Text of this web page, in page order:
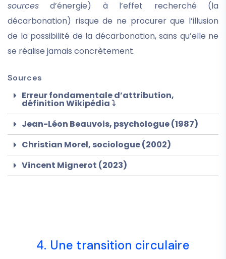
sources d’énergie) à l’effet recherché (la
décarbonation) risque de ne procurer que l’illusion
de la possibilité de la décarbonation, sans qu’elle ne
se réalise jamais concrètement.
Sources
Erreur fondamentale d’attribution,
définition Wikipédia ⤵
Jean-Léon Beauvois, psychologue (1987)
Christian Morel, sociologue (2002)
Vincent Mignerot (2023)
4. Une transition circulaire